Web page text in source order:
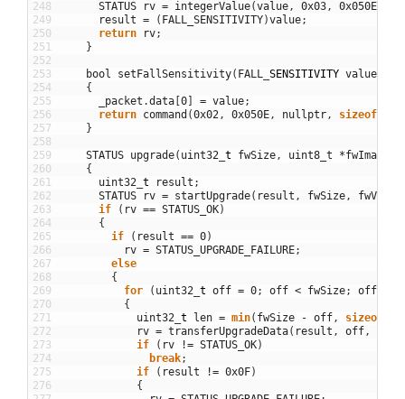
248
249
250
251
252
253
254
255
256
257
258
259
260
261
262
263
264
265
266
267
268
269
270
271
272
273
274
275
276
STATUS
rv = integerValue(value, 0x03, 0x050E
result = ( FALL_SENSITIVITY)value;
return
rv;
}
bool setFallSensitivity( FALL SENSITIVITY value
{
_packet .data 0 = value;
return command (0x02, 0x050E, nullptr, sizeof
}
STATUS upgrade( uint32 t fwSize, uint8_t *fwImage
{
uint32 t result ;
STATUS
rv = startUpgrade( result , fwSize, fwVer
if
( rv == STATUS_OK)
{
if
( result == 0)
rv = STATUS_UPGRADE_FAILURE;
else
{
for
( uint32 t off = 0; off < fwSize; off
{
uint32 t len = min( fwSize - off, sizeof
rv = transferUpgradeData( result , off,
if
( rv != STATUS_OK)
break;
if
( result != 0x0F)
{